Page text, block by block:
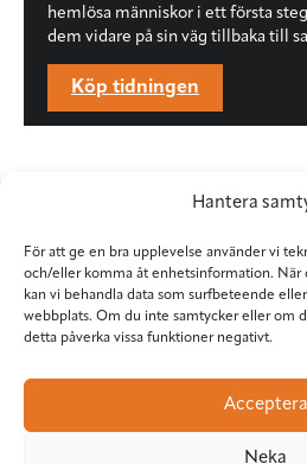
Hantera
För att ge en bra upplevelse använder vi
och/eller komma åt enhetsinformation. När
kan vi behandla data som surfbeteende
webbplats. Om du inte samtycker eller om
detta påverka vissa funktioner negativt.
Acceptera
Neka
hemlösa människor i ett första
dem vidare på sin väg tillbaka till
Köp tidningen
Situation
Torkel
118 49